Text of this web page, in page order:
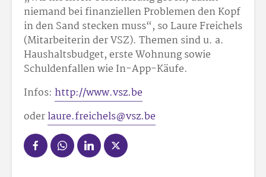
niemand bei finanziellen Problemen den Kopf
in den Sand stecken muss“, so Laure Freichels
(Mitarbeiterin der VSZ). Themen sind u. a.
Haushaltsbudget, erste Wohnung sowie
Schuldenfallen wie In-App-Käufe.
Infos: http://www.vsz.be
oderlaure.freichels@vsz.be